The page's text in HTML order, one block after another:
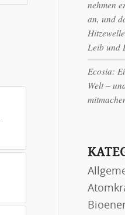
nehmen
an, und
Leib und
Ecosia:
Welt –